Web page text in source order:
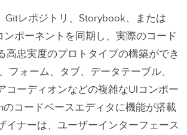
Gitレポジトリ、Storybook、または
ンポーネントを同期し、実際のコード
高忠実度のプロトタイプの構築ができ
フォーム、タブ、データテーブル、
コーディオンなどの複雑なUIコンポー
のコードベースエディタに機能が搭載
イナーは、ユーザーインターフェース